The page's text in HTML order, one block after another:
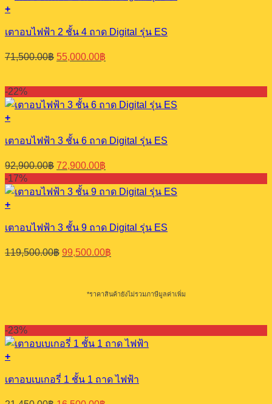
39,650.00฿.30,500.00฿.
+
เตาอบไฟฟ้า 2 ชั้น 4 ถาด Digital รุ่น ES
71,500.00฿ Original
price
71,500.00฿.
55,000.00฿
price
55,000.00฿.
-22%
+
เตาอบไฟฟ้า 3 ชั้น 6 ถาด Digital รุ่น ES
92,900.00฿ Original
price
was:
92,900.00฿.
72,900.00฿
price
is:
72,900.00฿.
-17%
+
เตาอบไฟฟ้า 3 ชั้น 9 ถาด Digital รุ่น ES
119,500.00฿ Original
price
99,500.00฿
price
*ราคาสินค้ายังไม่รวมภาษีมูลค่าเพิ่ม
-23%
+
เตาอบเบเกอรี่ 1 ชั้น 1 ถาด ไฟฟ้า
Original